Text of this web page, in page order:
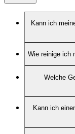
Kann ich
Wie reinige ich
Welche
Kann ich